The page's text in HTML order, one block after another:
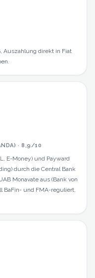
Auszahlung direkt in Fiat
·8,9/10
E-Money) und Payward
durch die Central Bank
Monavate aus (Bank von
BaFin- und FMA-reguliert,